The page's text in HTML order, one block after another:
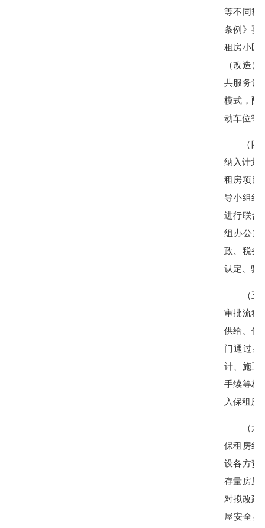
等不同群
条例》要
租房小区
（改造
共服务设
模式，配
动车位等
（四）
纳入计划
租房项目
导小组组
进行联合
组办公室
政、税务
认定、验
（五）
审批流程
供给。保
门通过泉
计、施工
手续等材
入保租房
（六）
保租房纳
设各方责
存量房屋
对拟改建
屋安全